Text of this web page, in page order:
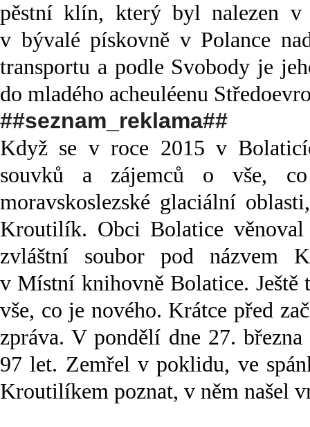
pěstní klín, který byl nalezen v
v bývalé pískovně v Polance
transportu a podle Svobody je
do mladého acheuléenu
##seznam_reklama##
Když se v roce 2015 v
souvků a zájemců o vše, co
moravskoslezské glaciální
Kroutilík. Obci Bolatice
zvláštní soubor pod názvem
v Místní knihovně Bolatice. Ještě
vše, co je nového. Krátce před
zpráva. V pondělí dne 27.
97 let. Zemřel v poklidu, ve
Kroutilíkem poznat, v něm našel